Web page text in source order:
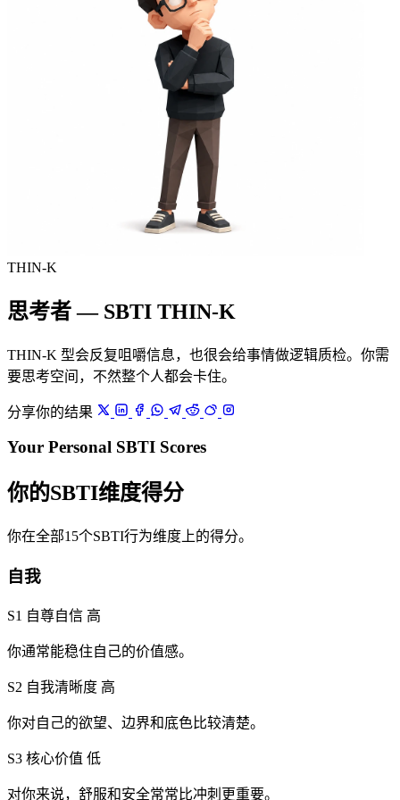
THIN-K
思考者 — SBTI THIN-K
THIN-K 型会反复咀嚼信息，也很会给事情做逻辑质检。你需
要思考空间，不然整个人都会卡住。
分享你的结果
Your Personal SBTI Scores
你的SBTI维度得分
你在全部15个SBTI行为维度上的得分。
自我
S1 自尊自信 高
你通常能稳住自己的价值感。
S2 自我清晰度 高
你对自己的欲望、边界和底色比较清楚。
S3 核心价值 低
对你来说，舒服和安全常常比冲刺更重要。